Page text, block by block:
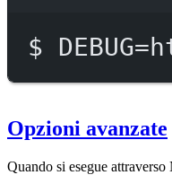
$
Opzioni avanzate
Quando si esegue